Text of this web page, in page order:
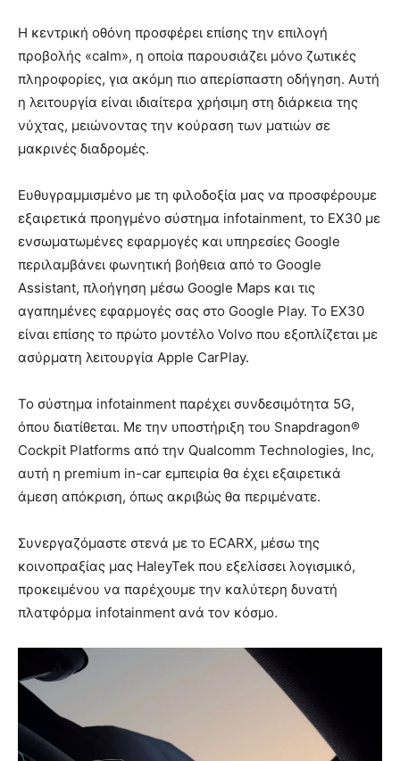
Η κεντρική οθόνη προσφέρει επίσης την επιλογή
προβολής «calm», η οποία παρουσιάζει μόνο ζωτικές
πληροφορίες, για ακόμη πιο απερίσπαστη οδήγηση. Αυτή
η λειτουργία είναι ιδιαίτερα χρήσιμη στη διάρκεια της
νύχτας, μειώνοντας την κούραση των ματιών σε
μακρινές διαδρομές.
Ευθυγραμμισμένο με τη φιλοδοξία μας να προσφέρουμε
εξαιρετικά προηγμένο σύστημα infotainment, το EX30 με
ενσωματωμένες εφαρμογές και υπηρεσίες Google
περιλαμβάνει φωνητική βοήθεια από το Google
Assistant, πλοήγηση μέσω Google Maps και τις
αγαπημένες εφαρμογές σας στο Google Play. Το EX30
είναι επίσης το πρώτο μοντέλο Volvo που εξοπλίζεται με
ασύρματη λειτουργία Apple CarPlay.
Το σύστημα infotainment παρέχει συνδεσιμότητα 5G,
όπου διατίθεται. Με την υποστήριξη του Snapdragon®
Cockpit Platforms από την Qualcomm Technologies, Inc,
αυτή η premium in-car εμπειρία θα έχει εξαιρετικά
άμεση απόκριση, όπως ακριβώς θα περιμένατε.
Συνεργαζόμαστε στενά με το ECARX, μέσω της
κοινοπραξίας μας HaleyTek που εξελίσσει λογισμικό,
προκειμένου να παρέχουμε την καλύτερη δυνατή
πλατφόρμα infotainment ανά τον κόσμο.